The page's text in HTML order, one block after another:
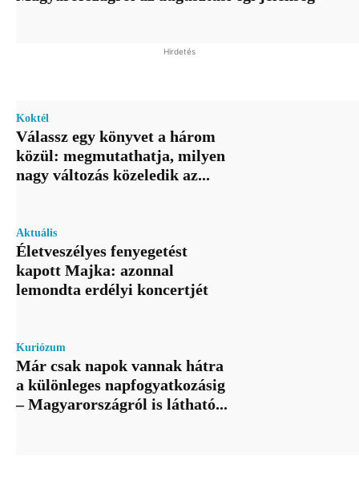
Hirdetés
Koktél
Válassz egy könyvet a három
közül: megmutathatja, milyen
nagy változás közeledik az...
Aktuális
Életveszélyes fenyegetést
kapott Majka: azonnal
lemondta erdélyi koncertjét
Kuriózum
Már csak napok vannak hátra
a különleges napfogyatkozásig
– Magyarországról is látható...